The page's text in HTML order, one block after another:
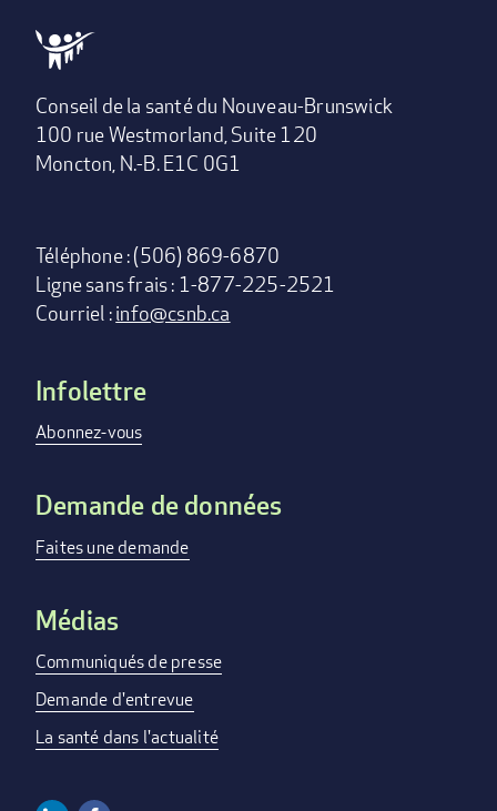
Conseil de la santé du Nouveau-Brunswick
100 rue Westmorland, Suite 120
Moncton, N.-B. E1C 0G1
Téléphone : (506) 869-6870
Ligne sans frais : 1-877-225-2521
Courriel :info@csnb.ca
Footer
menu
Infolettre
Abonnez-vous
Demande de données
Faites une demande
Médias
Communiqués de presse
Demande d'entrevue
La santé dans l'actualité